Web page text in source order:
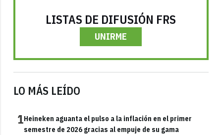
LISTAS DE DIFUSIÓN FRS
UNIRME
LO MÁS LEÍDO
1Heineken aguanta el pulso a la inflación en el primer
semestre de 2026 gracias al empuje de su gama